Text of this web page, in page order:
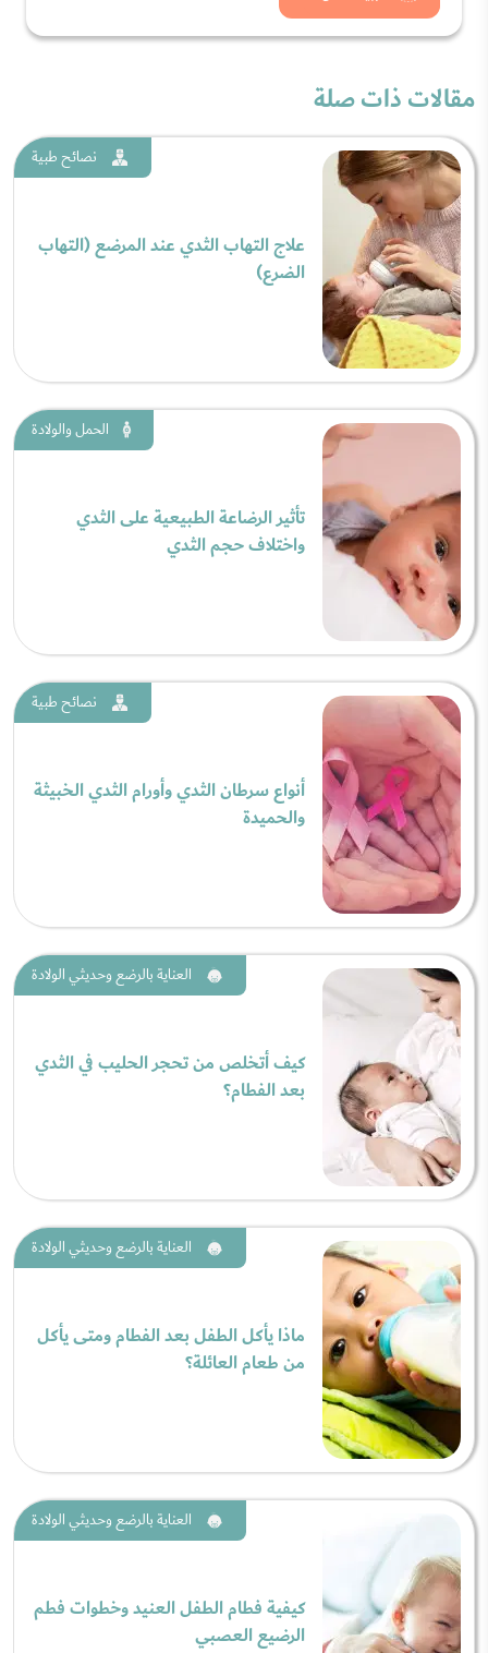
مقالات ذات صلة
نصائح طبية
علاج التهاب الثدي عند المرضع (التهاب
الضرع)
الحمل والولادة
تأثير الرضاعة الطبيعية على الثدي
واختلاف حجم الثدي
نصائح طبية
أنواع سرطان الثدي وأورام الثدي الخبيثة
والحميدة
العناية بالرضع وحديثي الولادة
كيف أتخلص من تحجر الحليب في الثدي
بعد الفطام؟
العناية بالرضع وحديثي الولادة
ماذا يأكل الطفل بعد الفطام ومتى يأكل
من طعام العائلة؟
العناية بالرضع وحديثي الولادة
كيفية فطام الطفل العنيد وخطوات فطم
الرضيع العصبي